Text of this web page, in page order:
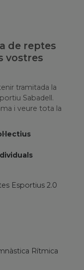
de reptes
vostres
tramitada la
Sabadell.
i veure tota la
Esportius 2.0
Rítmica